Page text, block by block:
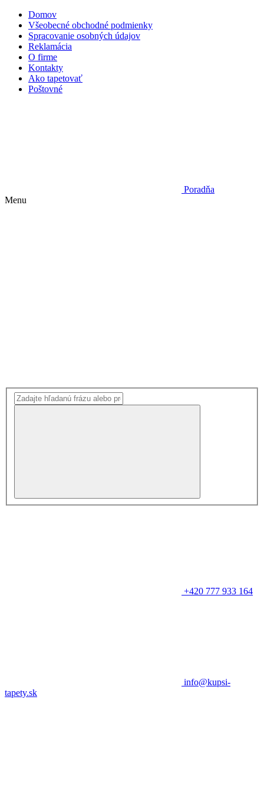
Domov
Všeobecné obchodné podmienky
Spracovanie osobných údajov
Reklamácia
O firme
Kontakty
Ako tapetovať
Poštovné
Poradňa
Menu
+420 777 933 164
info@kupsi-
tapety.sk